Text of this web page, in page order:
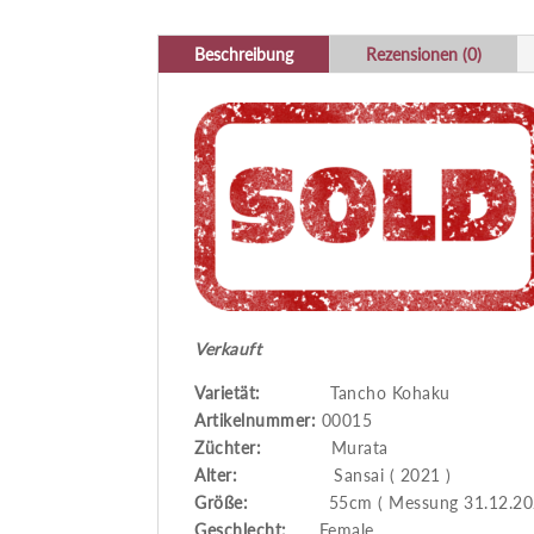
Beschreibung Rezensionen (0)
Verkauft
Varietät: Tancho Kohaku
Artikelnummer: 00015
Züchter: Murata
Alter: Sansai ( 2021 )
Größe: 55cm ( Messung